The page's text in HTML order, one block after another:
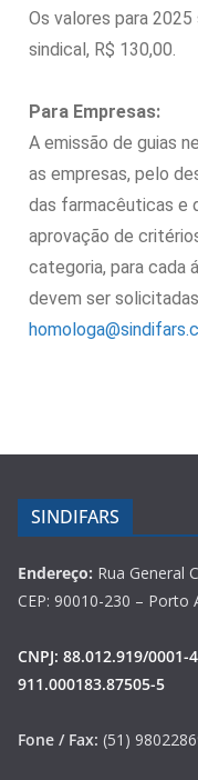
Os valores para 2025
sindical, R$ 130,00.
Para Empresas:
A emissão de guias
as empresas, pelo
das farmacêuticas e
aprovação de
categoria, para cada
devem ser
SINDIFARS
Endereço: Rua General
CEP: 90010-230 – Porto
CNPJ: 88.012.919/
911.000183.87505-5
Fone / Fax: (51)